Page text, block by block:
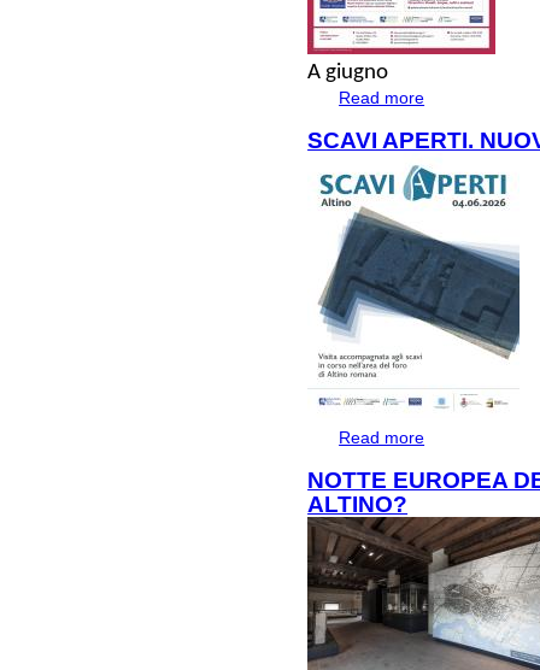
Agiugno
Read more
SCAVI APERTI.
Read more
NOTTE EUROPEA
ALTINO?